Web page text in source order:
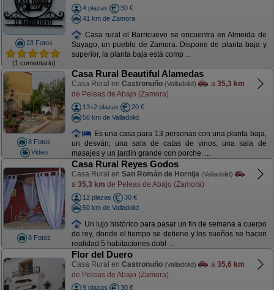
23 Fotos
(1 comentario)
4 plazas
30 €
41 km de Zamora
Casa rural el Barricuevo se encuentra en Almeida de
Sayago, un pueblo de Zamora. Dispone de planta baja y
superior, la planta baja está comp ...
8 Fotos
Video
Casa Rural Beautiful Alamedas
Casa Rural en Castronuño (Valladolid) a 35,3 km
de Peleas de Abajo (Zamora)
13+2 plazas
20 €
56 km de Valladolid
Es una casa para 13 personas con una planta baja,
un desván, una sala de catas de vinos, una sala de
masajes y un jardín grande con porche. ...
8 Fotos
Casa Rural Reyes Godos
Casa Rural en San Román de Hornija (Valladolid)
a 35,3 km de Peleas de Abajo (Zamora)
12 plazas
30 €
50 km de Valladolid
Un lujo histórico para pasar un fin de semana a cuerpo
de rey, donde el tiempo se detiene y los sueños se hacen
realidad.5 habitaciones dobl ...
Flor del Duero
Casa Rural en Castronuño (Valladolid) a 35,6 km
de Peleas de Abajo (Zamora)
9 plazas 30 €